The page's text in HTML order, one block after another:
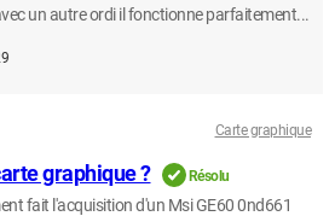
un autre ordi il fonctionne parfaitement...
Carte graphique
graphique ? Résolu
fait l'acquisition d'un Msi GE60 0nd661